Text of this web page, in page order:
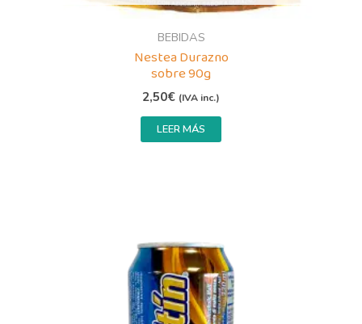
BEBIDAS
Nestea Durazno
sobre 90g
2,50€ (IVA inc.)
LEER MÁS